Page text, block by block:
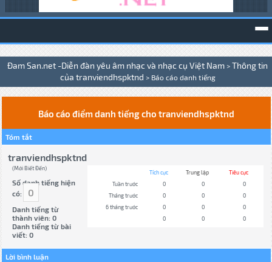
Đam San.net -Diễn đàn yêu âm nhạc và nhạc cụ Việt Nam > Thông tin
của tranviendhspktnd > Báo cáo danh tiếng
Báo cáo điểm danh tiếng cho tranviendhspktnd
Tóm tắt
tranviendhspktnd
(Mới Biết Đến)
Số danh tiếng hiện
có:
0
Danh tiếng từ
thành viên: 0
Danh tiếng từ bài
viết: 0
Tích cực Trung lập
Tiêu cực
Tuần trước
0 0
0
Tháng trước
0 0
0
6 tháng trước
0 0
0
0
0 0
Lời bình luận